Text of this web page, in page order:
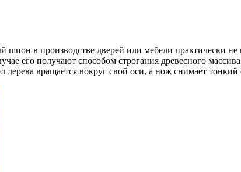
в производстве дверей или мебели практически не
его получают способом строгания древесного
вращается вокруг свой оси, а нож снимает